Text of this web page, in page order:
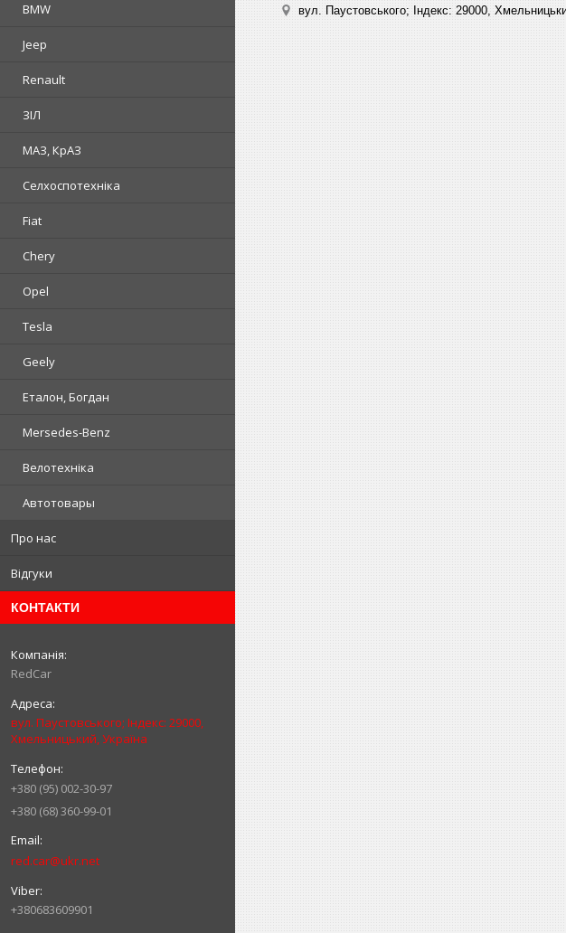
BMW
Jeep
Renault
ЗІЛ
МАЗ, КрАЗ
Селхоспотехніка
Fiat
Chery
Opel
Tesla
Geely
Еталон, Богдан
Mersedes-Benz
Велотехніка
Автотовары
Про нас
Відгуки
КОНТАКТИ
RedCar
вул. Паустовського; Індекс: 29000,
Хмельницький, Україна
+380 (95) 002-30-97
+380 (68) 360-99-01
red.car@ukr.net
+380683609901
вул. Паустовського; Індекс: 29000,